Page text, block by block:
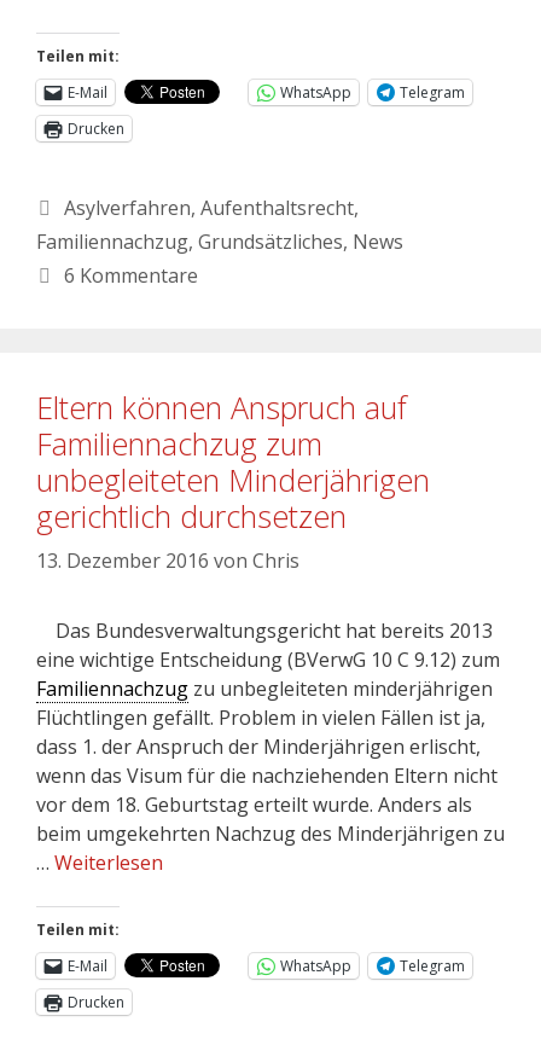
Teilen mit:
E-Mail
WhatsApp
Telegram
Drucken
Asylverfahren, Aufenthaltsrecht,
Familiennachzug, Grundsätzliches, News
6 Kommentare
Eltern können Anspruch auf
Familiennachzug zum
unbegleiteten Minderjährigen
gerichtlich durchsetzen
13. Dezember 2016 von Chris
Das Bundesverwaltungsgericht hat bereits 2013
eine wichtige Entscheidung (BVerwG 10 C 9.12) zum
Familiennachzug zu unbegleiteten minderjährigen
Flüchtlingen gefällt. Problem in vielen Fällen ist ja,
dass 1. der Anspruch der Minderjährigen erlischt,
wenn das Visum für die nachziehenden Eltern nicht
vor dem 18. Geburtstag erteilt wurde. Anders als
beim umgekehrten Nachzug des Minderjährigen zu
… Weiterlesen
Teilen mit:
E-Mail
WhatsApp
Telegram
Drucken